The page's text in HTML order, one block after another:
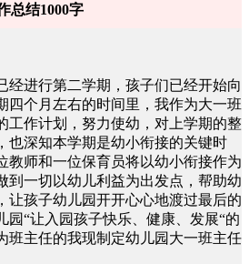
总结1000字
经进行第二学期，孩子们已经开始向
四个月左右的时间里，我作为大一班
工作计划，努力使幼，对上学期的整
也深知本学期是幼小衔接的关键时
教师和一位保育员将以幼小衔接作为
到一切以幼儿利益为出发点，帮助幼
让孩子幼儿园开开心心地渡过最后的
园“让入园孩子快乐、健康、发展“的
班主任的我现制定幼儿园大一班主任